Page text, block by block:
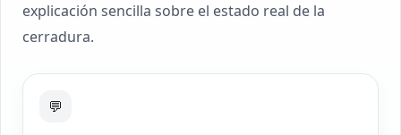
explicación sencilla sobre el estado real de la
cerradura.
💬